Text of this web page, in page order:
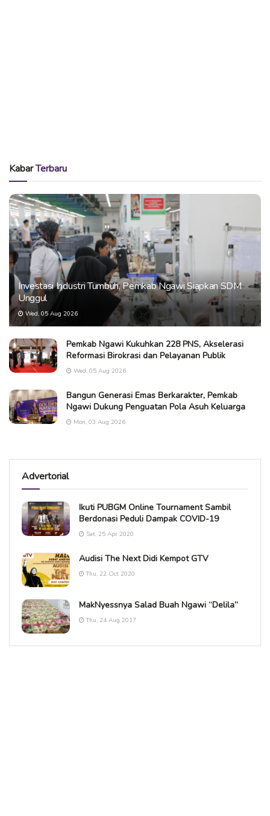
KabarTerbaru
Investasi Industri Tumbuh, Pemkab Ngawi Siapkan SDM
Unggul
Wed, 05 Aug 2026
Pemkab Ngawi Kukuhkan 228 PNS, Akselerasi
Reformasi Birokrasi dan Pelayanan Publik
Wed, 05 Aug 2026
Bangun Generasi Emas Berkarakter, Pemkab
Ngawi Dukung Penguatan Pola Asuh Keluarga
Mon, 03 Aug 2026
Advertorial
Ikuti PUBGM Online Tournament Sambil
Berdonasi Peduli Dampak COVID-19
Sat, 25 Apr 2020
Audisi The Next Didi Kempot GTV
Thu, 22 Oct 2020
MakNyessnya Salad Buah Ngawi “Delila”
Thu, 24 Aug 2017